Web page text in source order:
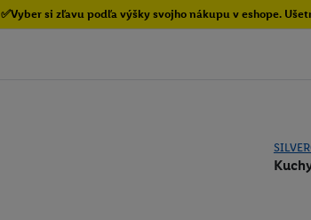
✅Vyber si zľavu podľa výšky svojho nákupu v eshope.